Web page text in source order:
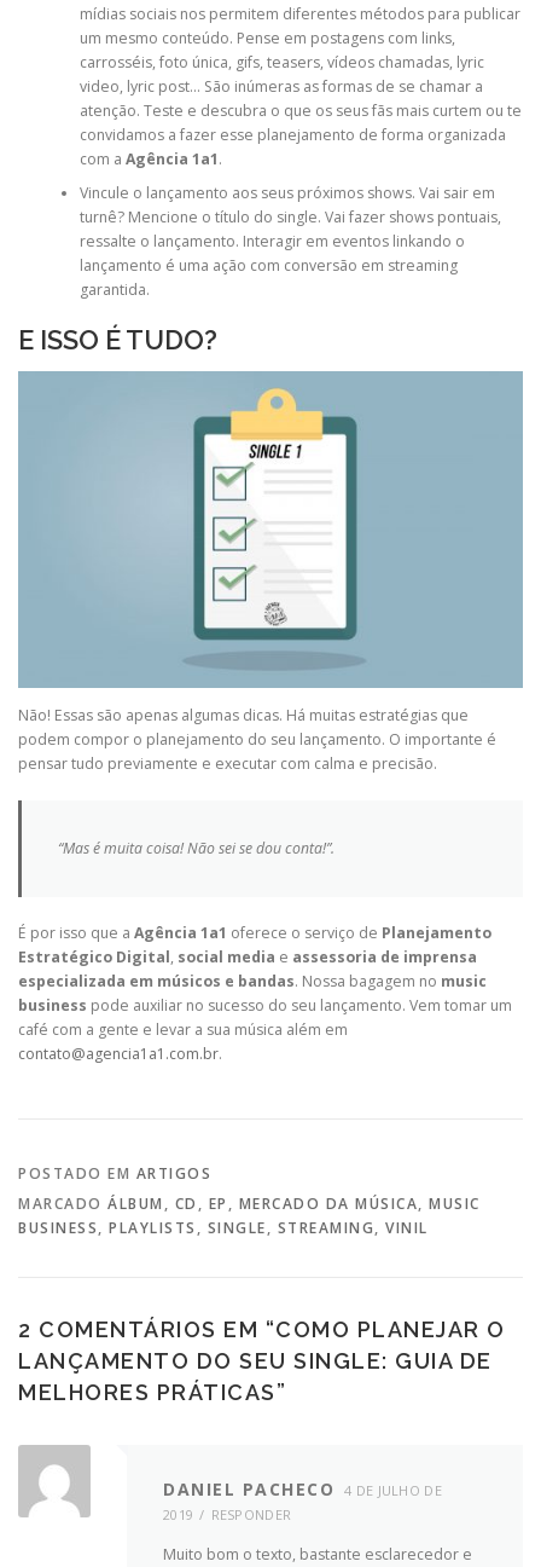
mídias sociais nos permitem diferentes métodos para publicar
um mesmo conteúdo. Pense em postagens com links,
carrosséis, foto única, gifs, teasers, vídeos chamadas, lyric
video, lyric post… São inúmeras as formas de se chamar a
atenção. Teste e descubra o que os seus fãs mais curtem ou te
convidamos a fazer esse planejamento de forma organizada
com a Agência 1a1.
Vincule o lançamento aos seus próximos shows. Vai sair em
turnê? Mencione o título do single. Vai fazer shows pontuais,
ressalte o lançamento. Interagir em eventos linkando o
lançamento é uma ação com conversão em streaming
garantida.
E ISSO É TUDO?
Não! Essas são apenas algumas dicas. Há muitas estratégias que
podem compor o planejamento do seu lançamento. O importante é
pensar tudo previamente e executar com calma e precisão.
“Mas é muita coisa! Não sei se dou conta!”.
É por isso que a Agência 1a1 oferece o serviço de Planejamento
Estratégico Digital, social media e assessoria de imprensa
especializada em músicos e bandas. Nossa bagagem no music
business pode auxiliar no sucesso do seu lançamento. Vem tomar um
café com a gente e levar a sua música além em
contato@agencia1a1.com.br.
POSTADO EM ARTIGOS
MARCADO ÁLBUM , CD , EP , MERCADO DA MÚSICA, MUSIC
BUSINESS, PLAYLISTS , SINGLE, STREAMING, VINIL
2 COMENTÁRIOS EM “COMO PLANEJAR O
LANÇAMENTO DO SEU SINGLE: GUIA DE
MELHORES PRÁTICAS”
DANIEL PACHECO
4 DE JULHO DE
2019
RESPONDER
Muito bom o texto, bastante esclarecedor e